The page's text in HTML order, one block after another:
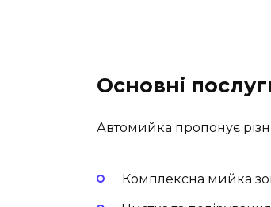
Основні
Автомийка пропонує
Комплексна мийка